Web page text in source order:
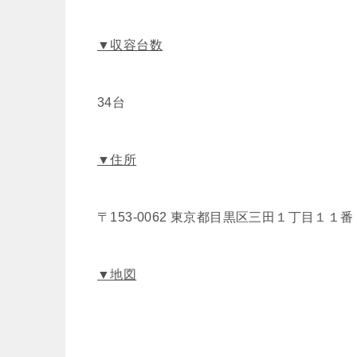
▼収容台数
34台
▼住所
〒153-0062 東京都目黒区三田１丁目１１番
▼地図